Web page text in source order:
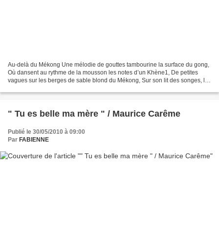
Au-delà du Mékong Une mélodie de gouttes tambourine la surface du gong,
Où dansent au rythme de la mousson les notes d’un Khène1, De petites
vagues sur les berges de sable blond du Mékong, Sur son lit des songes, le
" Tu es belle ma mère " / Maurice Carême
Publié le 30/05/2010 à 09:00
Par FABIENNE